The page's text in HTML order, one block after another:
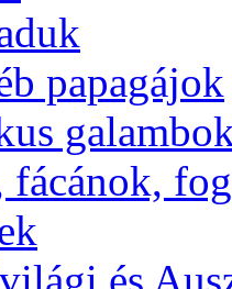
papagájok
fácánok,